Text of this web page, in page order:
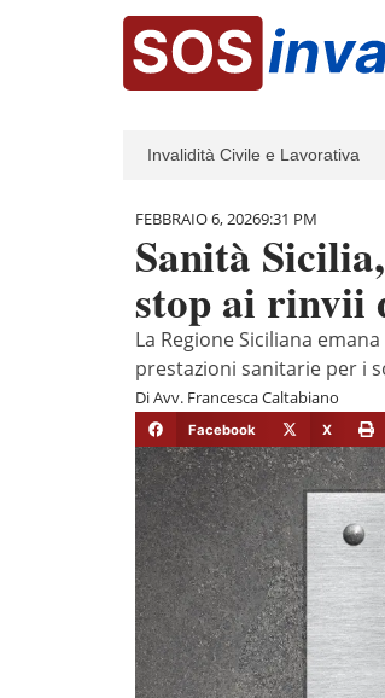
Invalidità Civile e Lavorativa
FEBBRAIO 6, 20269:31 PM
Sanità
stop ai rinvii
La Regione Siciliana
prestazioni sanitarie per i
DiAvv. Francesca Caltabiano
Facebook X